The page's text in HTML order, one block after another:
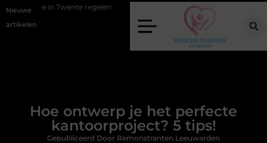
Nieuwe
artikelen
regelen Wat zero-click search betekent voor de toekomst van
Hoe ontwerp je het perfecte
kantoorproject? 5 tips!
Gepubliceerd Door Remonstranten Leeuwarden